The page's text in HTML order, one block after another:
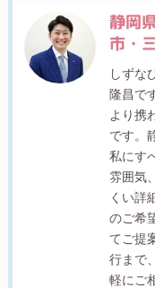
静岡
市・
しずな
隆昌で
より携
です。
私にす
雰囲気
くい詳
のご希
てご提
行まで
軽にご